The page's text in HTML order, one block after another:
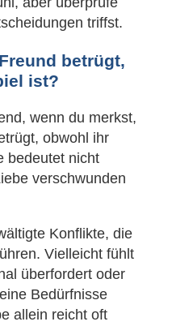
triffst.
betrügt,
ist?
wenn du merkst,
obwohl ihr
bedeutet nicht
verschwunden
Konflikte, die
Vielleicht fühlt
überfordert oder
Bedürfnisse
allein reicht oft